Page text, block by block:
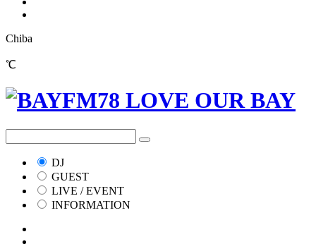
Chiba
℃
DJ
GUEST
LIVE / EVENT
INFORMATION